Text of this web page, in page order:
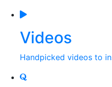
Videos
Handpicked videos to